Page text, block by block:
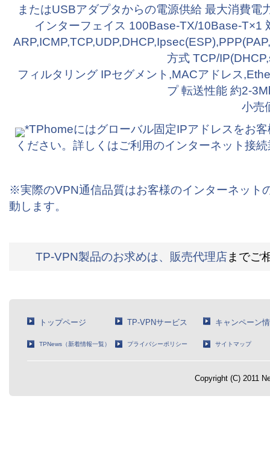
またはUSBアダプタからの電源供給 最大消費電
インターフェイス 100Base-TX/10Base-T×1
方式 TCP/
フィルタリング IPセグメント,MACアドレス
プ 転送性能 約2-
小売
*TPhomeにはグローバル固定IPアドレスをお
ください。詳しくはご利用のインターネット接
※実際のVPN通信品質はお客様のインターネット
動します。
TP-VPN製品のお求めは、 販売代理店までご
トップページ TP-VPNサービス キャンペーン
TPNews（新着情報一覧） プライバシーポリシー サイトマップ
Copyright (C) 2011